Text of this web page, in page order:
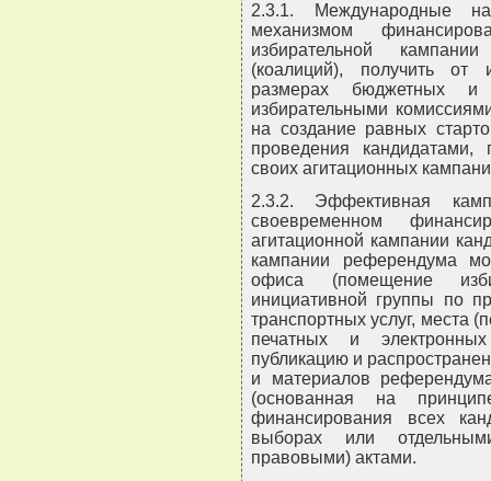
2.3.1. Международные
механизмом
избирательной
(коалиций), получить от
размерах бюджетных
избирательными
на создание равных
проведения кандидатами,
своих агитационных
2.3.2. Эффективная
своевременном
агитационной кампании
кампании референдума
офиса (помещение
инициативной группы по
транспортных услуг, места
печатных и
публикацию и
и материалов
(основанная на
финансирования всех
выборах или
правовыми) актами.